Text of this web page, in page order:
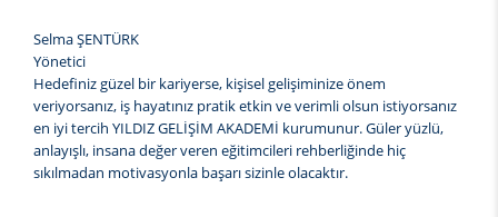
Selma ŞENTÜRK
Yönetici
Hedefiniz güzel bir kariyerse, kişisel gelişiminize önem
veriyorsanız, iş hayatınız pratik etkin ve verimli olsun istiyorsanız
en iyi tercih YILDIZ GELİŞİM AKADEMİ kurumunur. Güler yüzlü,
anlayışlı, insana değer veren eğitimcileri rehberliğinde hiç
sıkılmadan motivasyonla başarı sizinle olacaktır.